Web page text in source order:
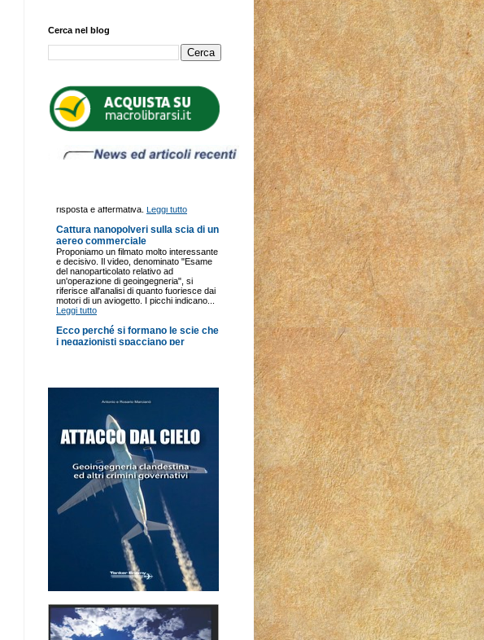
Cerca nel blog